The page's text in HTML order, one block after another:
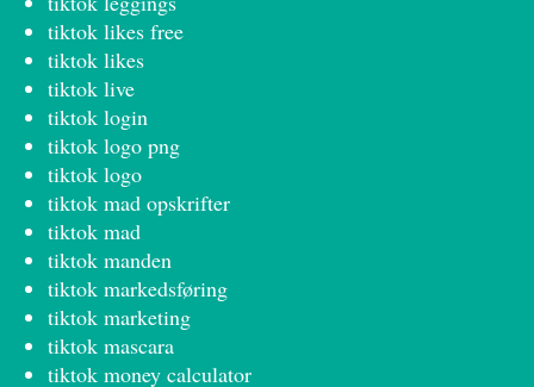
tiktok likes free
tiktok likes
tiktok live
tiktok login
tiktok logo png
tiktok logo
tiktok mad opskrifter
tiktok mad
tiktok manden
tiktok markedsføring
tiktok marketing
tiktok mascara
tiktok money calculator